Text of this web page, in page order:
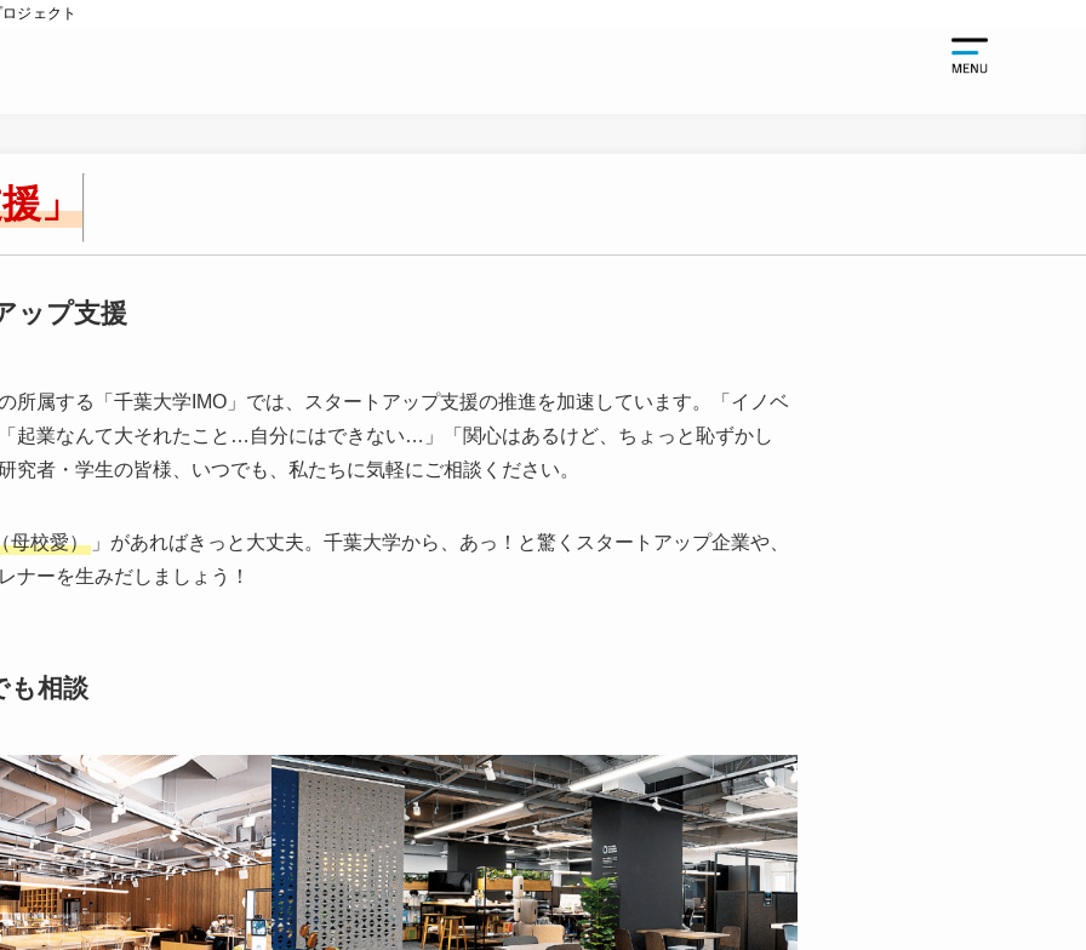
ジェクト
」
ップ支援
所属する「千葉大学IMO」では、スタートアップ支援の推進を加速しています。「イノベ
起業なんて大それたこと…自分にはできない…」「関心はあるけど、ちょっと恥ずかし
究者・学生の皆様、いつでも、私たちに気軽にご相談ください。
母校愛） 」があればきっと大丈夫。千葉大学から、あっ！と驚くスタートアップ企業や、
ナーを生みだしましょう！
も相談